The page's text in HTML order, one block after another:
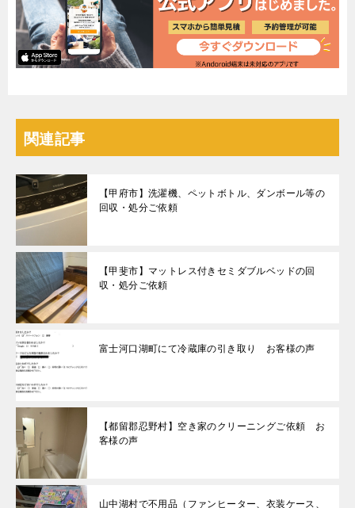
関連記事
【甲府市】洗濯機、ペットボトル、ダンボール等の
回収・処分ご依頼
【甲斐市】マットレス付きセミダブルベッドの回
収・処分ご依頼
富士河口湖町にて冷蔵庫の引き取り お客様の声
【都留郡忍野村】空き家のクリーニングご依頼 お
客様の声
山中湖村で不用品（ファンヒーター、衣装ケース、